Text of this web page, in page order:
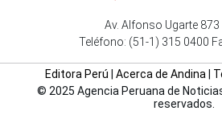
Av. Alfonso Ugarte 873
Teléfono: (51-1) 315 0400
Editora Perú Acerca de Andina
© 2025 Agencia Peruana de
reservados.